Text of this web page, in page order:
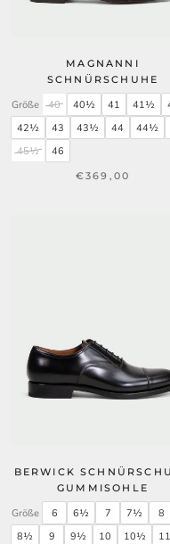
MAGNANNI
SCHNÜRSCHUHE
Größe 40 40½ 41 41½
42½
43 43½ 44 44½
45½
46
€369,00
BERWICK
GUMMISOHLE
Größe 6 6½ 7 7½
8
8½
9 9½ 10 10½
11